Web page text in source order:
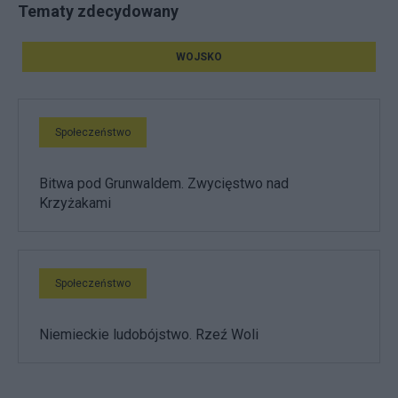
Tematy zdecydowany
WOJSKO
Społeczeństwo
Bitwa pod Grunwaldem. Zwycięstwo nad
Krzyżakami
Społeczeństwo
Niemieckie ludobójstwo. Rzeź Woli